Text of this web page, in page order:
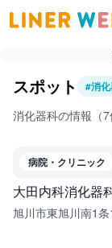
スポット #消
消化器科の情報（7
病院・クリニック
大田内科消化器
旭川市東旭川南1